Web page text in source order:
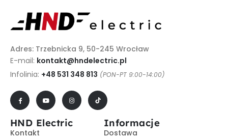
Adres: Trzebnicka 9, 50-245 Wrocław
E-mail: kontakt@hndelectric.pl
Infolinia: +48 531 348 813 (PON-PT 9:00-14:00)
HND Electric
Kontakt
Informacje
Dostawa